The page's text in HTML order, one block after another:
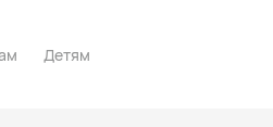
Детям